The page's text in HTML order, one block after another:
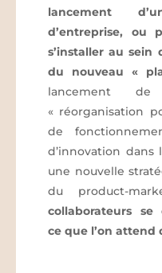
lancement
d’entreprise, ou
s’installer au sein
du nouveau «
lancement
« réorganisation
de
d’innovation dans
une nouvelle
du product-
collaborateurs
ce que l’on attend